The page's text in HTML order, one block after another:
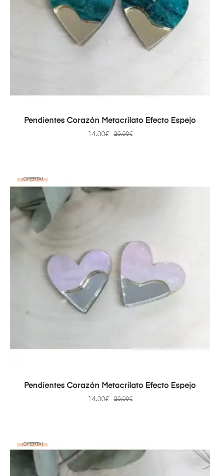
AÑADIR AL CARRITO
Pendientes Corazón Metacrilato Efecto Espejo
20.00€
14.00€
¡OFERTA!
AÑADIR AL CARRITO
Pendientes Corazón Metacrilato Efecto Espejo
20.00€
14.00€
¡OFERTA!